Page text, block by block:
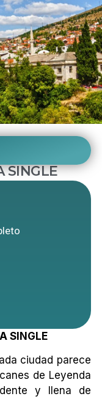
SINGLE
SINGLE
ciudad parece
de Leyenda
y llena de